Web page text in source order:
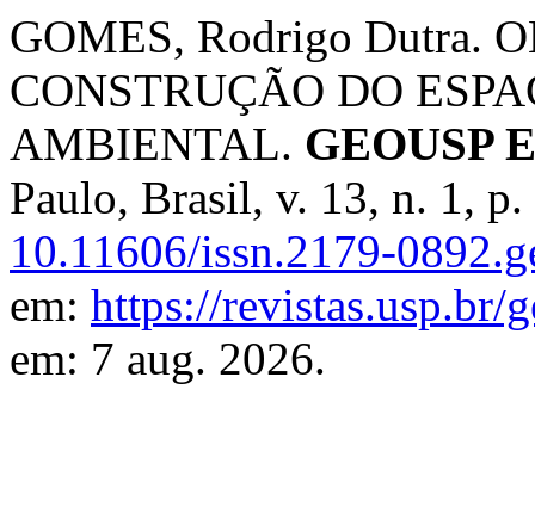
GOMES, Rodrigo Dutra.
CONSTRUÇÃO DO
AMBIENTAL. GEOUSP
Paulo, Brasil, v. 13, n. 1,
10.11606/issn.2179-
em: https://revistas.usp.br/
em: 7 aug. 2026.